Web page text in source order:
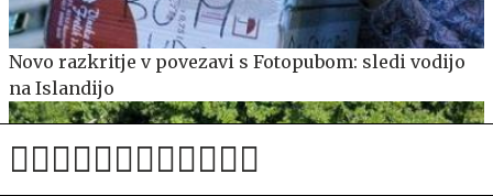
Novo razkritje v povezavi s Fotopubom: sledi vodijo
na Islandijo